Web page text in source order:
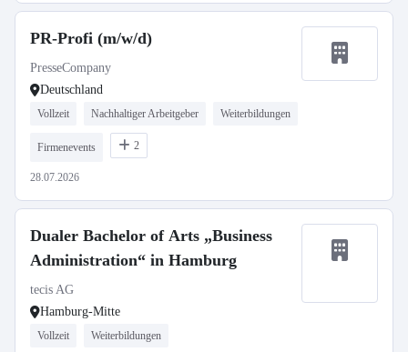
PR-Profi (m/w/d)
PresseCompany
Deutschland
Vollzeit Nachhaltiger Arbeitgeber Weiterbildungen
Firmenevents 2
28.07.2026
Dualer Bachelor of Arts „Business
Administration“ in Hamburg
tecis AG
Hamburg-Mitte
Vollzeit Weiterbildungen